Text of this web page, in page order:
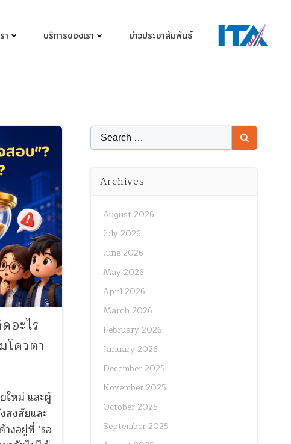
า บริการของเรา ข่าวประชาสัมพันธ์
อะไร
โควตา
ใหม่ และผู้
สงสัยและ
งอยู่ที่ ‘รอ
Search
for:
Archives
August 2026
July 2026
June 2026
May 2026
April 2026
March 2026
February 2026
January 2026
December 2025
November 2025
October 2025
September 2025